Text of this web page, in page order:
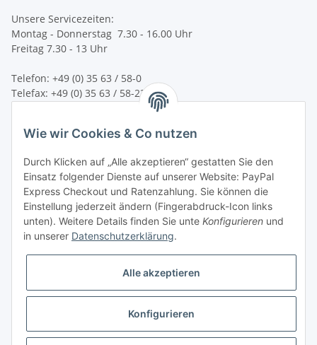
Unsere Servicezeiten:
Montag - Donnerstag 7.30 - 16.00 Uhr
Freitag 7.30 - 13 Uhr
Telefon: +49 (0) 35 63 / 58-0
Telefax: +49 (0) 35 63 / 58-231
service@bsn-spremberg.de
Wir versenden mit:
Ihre Zahlmöglichkeiten:
* Alle Preise inkl. gesetzlicher USt.
Wie wir Cookies & Co nutzen
Durch Klicken auf „Alle akzeptieren“ gestatten Sie den
Einsatz folgender Dienste auf unserer Website: PayPal
Express Checkout und Ratenzahlung. Sie können die
Einstellung jederzeit ändern (Fingerabdruck-Icon links
unten). Weitere Details finden Sie unte Konfigurieren und
in unserer Datenschutzerklärung.
Alle akzeptieren
Konfigurieren